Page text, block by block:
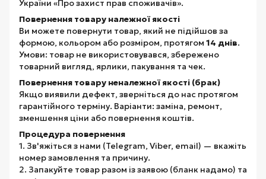
України «Про захист прав споживачів».
Повернення товару належної якості
Ви можете повернути товар, який не підійшов за
формою, кольором або розміром, протягом 14 днів.
Умови: товар не використовувався, збережено
товарний вигляд, ярлики, пакування та чек.
Повернення товару неналежної якості (брак)
Якщо виявили дефект, зверніться до нас протягом
гарантійного терміну. Варіанти: заміна, ремонт,
зменшення ціни або повернення коштів.
Процедура повернення
1. Зв'яжіться з нами (Telegram, Viber, email) — вкажіть
номер замовлення та причину.
2. Запакуйте товар разом із заявою (бланк надамо) та